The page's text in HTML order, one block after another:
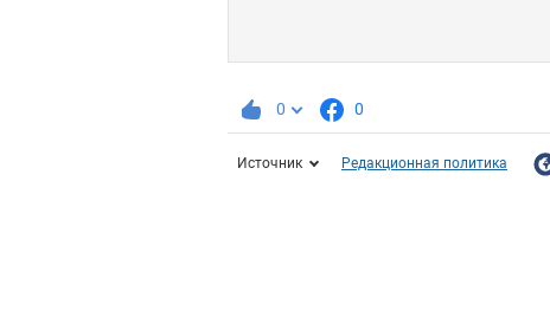
0 0
Источник Редакционная политика